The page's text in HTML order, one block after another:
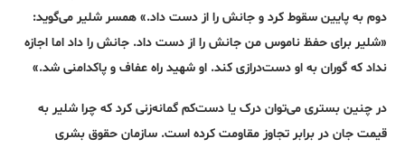
دوم به پایین سقوط کرد و جانش را از دست داد.» همسر شلیر می‌گوید:
«شلیر برای حفظ ناموس من جانش را از دست داد. جانش را داد اما اجازه
نداد که گوران به او دست‌درازی کند. او شهید راه عفاف و پاکدامنی شد.»
در چنین بستری می‌توان درک یا دست‌کم گمانه‌زنی کرد که چرا شلیر به
قیمت جان در برابر تجاوز مقاومت کرده است. سازمان حقوق بشری